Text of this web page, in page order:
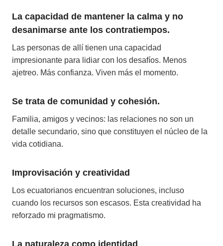
La capacidad de mantener la calma y no
desanimarse ante los contratiempos.
Las personas de allí tienen una capacidad
impresionante para lidiar con los desafíos. Menos
ajetreo. Más confianza. Viven más el momento.
Se trata de comunidad y cohesión.
Familia, amigos y vecinos: las relaciones no son un
detalle secundario, sino que constituyen el núcleo de la
vida cotidiana.
Improvisación y creatividad
Los ecuatorianos encuentran soluciones, incluso
cuando los recursos son escasos. Esta creatividad ha
reforzado mi pragmatismo.